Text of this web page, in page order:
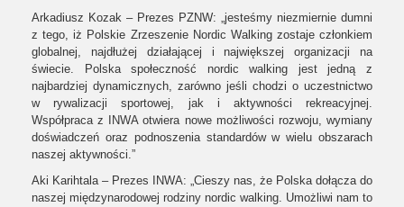
Arkadiusz Kozak – Prezes PZNW: „jesteśmy niezmiernie dumni
z tego, iż Polskie Zrzeszenie Nordic Walking zostaje członkiem
globalnej, najdłużej działającej i największej organizacji na
świecie. Polska społeczność nordic walking jest jedną z
najbardziej dynamicznych, zarówno jeśli chodzi o uczestnictwo
w rywalizacji sportowej, jak i aktywności rekreacyjnej.
Współpraca z INWA otwiera nowe możliwości rozwoju, wymiany
doświadczeń oraz podnoszenia standardów w wielu obszarach
naszej aktywności.”
Aki Karihtala – Prezes INWA: „Cieszy nas, że Polska dołącza do
naszej międzynarodowej rodziny nordic walking. Umożliwi nam to